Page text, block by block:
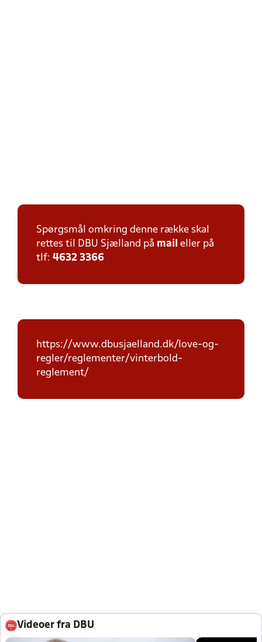
Spørgsmål omkring denne række skal
rettes til DBU Sjælland på mail eller på
tlf: 4632 3366
https://www.dbusjaelland.dk/love-og-
regler/reglementer/vinterbold-
reglement/
Videoer fra DBU